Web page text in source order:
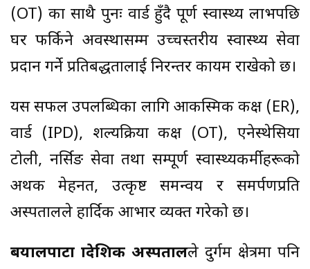
(OT) का साथै पुनः वार्ड हुँदै पूर्ण स्वास्थ्य लाभपछि
घर फर्किने अवस्थासम्म उच्चस्तरीय स्वास्थ्य सेवा
प्रदान गर्ने प्रतिबद्धतालाई निरन्तर कायम राखेको छ।
यस सफल उपलब्धिका लागि आकस्मिक कक्ष (ER),
वार्ड (IPD), शल्यक्रिया कक्ष (OT), एनेस्थेसिया
टोली, नर्सिङ सेवा तथा सम्पूर्ण स्वास्थ्यकर्मीहरूको
अथक मेहनत, उत्कृष्ट समन्वय र समर्पणप्रति
अस्पतालले हार्दिक आभार व्यक्त गरेको छ।
बयालपाटा प्रादेशिक अस्पतालले दुर्गम क्षेत्रमा पनि